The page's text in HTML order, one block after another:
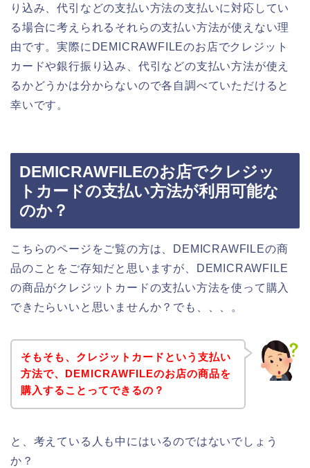
り込み、代引などの支払い方法の支払いに対応してい
る場合に考えられるそれらの支払い方法が使えない理
由です。実際にDEMICRAWFILEのお店でクレジット
カードや銀行振り込み、代引などの支払い方法が使え
るかどうかは分からないので各自調べていただけると
幸いです。
DEMICRAWFILEのお店でクレジッ
トカードの支払い方法が利用可能な
のか？
こちらのページをご覧の方は、DEMICRAWFILEの商
品のことをご存知だと思いますが、DEMICRAWFILE
の商品がクレジットカードの支払い方法を使って購入
できたらいいと思いませんか？でも、、、。
そもそも、クレジットカードという支払い
方法で、DEMICRAWFILEのお店の商品を
購入することってできるの？
と、考えている人も中にはいるのではないでしょう
か？